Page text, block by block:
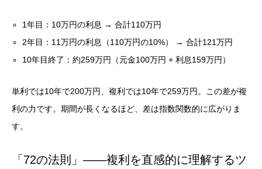
1年目：10万円の利息 → 合計110万円
2年目：11万円の利息（110万円の10%） → 合計121万円
10年目終了：約259万円（元金100万円 + 利息159万円）
単利では10年で200万円、複利では10年で259万円。この差が複
利の力です。期間が長くなるほど、差は指数関数的に広がりま
す。
「72の法則」——複利を直感的に理解するツ